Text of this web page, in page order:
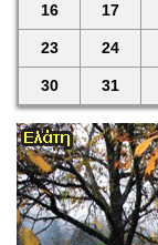
16 17
23 24
30 31